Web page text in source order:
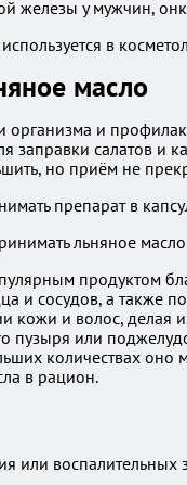
железы у мужчин,
в
масло
и
заправки салатов и
но приём не
препарат в
льняное
продуктом
и сосудов, а также
кожи и волос,
пузыря или
количествах
в рацион.
или